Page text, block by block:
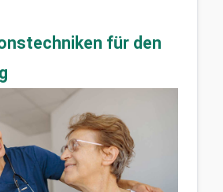
für den